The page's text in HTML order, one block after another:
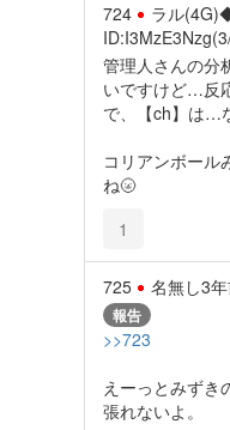
724 ラル
管理人さんの分
いですけど…反
で、【ch】は…
コリアンボール
ね🌝
1
725 名無し3
報告
>>723
えーっとみずき
張れないよ。